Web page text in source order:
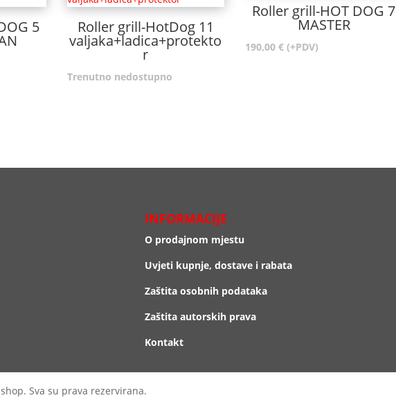
5 Roller grill-HotDog 11
valjaka+ladica+protekto
r
Trenutno nedostupno
Roller grill-HOT DOG 7
MASTER
190,00 € (+PDV)
INFORMACIJE
O prodajnom mjestu
Uvjeti kupnje, dostave i rabata
Zaštita osobnih podataka
Zaštita autorskih prava
Kontakt
Sva su prava rezervirana.